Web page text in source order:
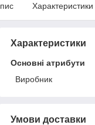
Характеристики
Характеристики
Основні атрибути
Виробник
Умови доставки